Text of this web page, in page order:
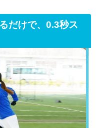
だけで、0.3秒ス